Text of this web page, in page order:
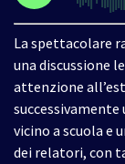
La spettacolare
una discussione
attenzione
vicino a scuola e
dei relatori, con